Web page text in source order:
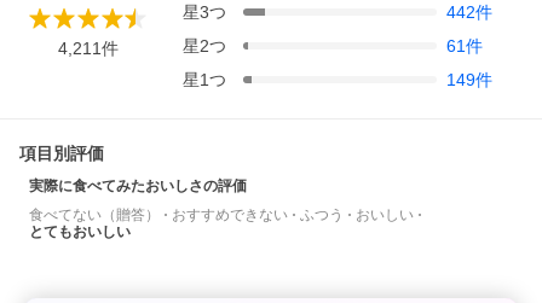
4,211件
星3つ 442件
星2つ 61件
星1つ 149件
項目別評価
実際に食べてみたおいしさの評価
食べてない（贈答）
おすすめできない ふつう
おいしい
とてもおいしい